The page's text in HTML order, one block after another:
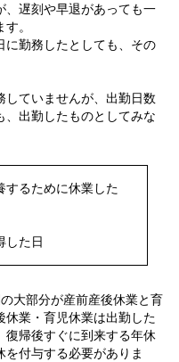
、遅刻や早退があっても一
。
勤務したとしても、その
ていませんが、出勤日数
、出勤したものとしてみな
するために休業した
した日
大部分が産前産後休業と育
休業・育児休業は出勤した
復帰後すぐに到来する年休
付与する必要がありま